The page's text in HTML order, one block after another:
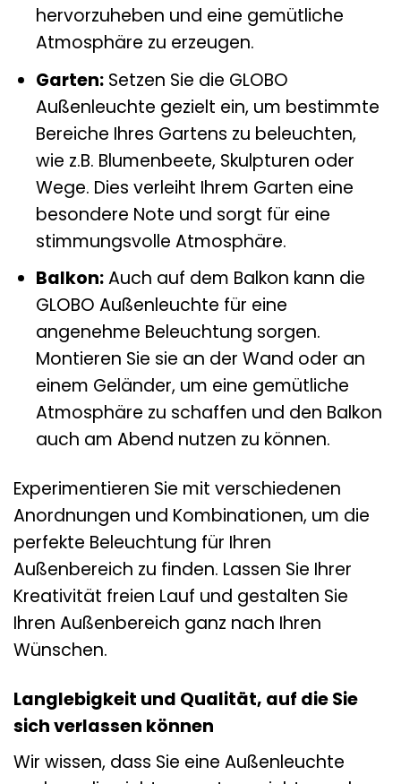
hervorzuheben und eine gemütliche
Atmosphäre zu erzeugen.
Garten:Setzen Sie die GLOBO
Außenleuchte gezielt ein, um bestimmte
Bereiche Ihres Gartens zu beleuchten,
wie z.B. Blumenbeete, Skulpturen oder
Wege. Dies verleiht Ihrem Garten eine
besondere Note und sorgt für eine
stimmungsvolle Atmosphäre.
Balkon:Auch auf dem Balkon kann die
GLOBO Außenleuchte für eine
angenehme Beleuchtung sorgen.
Montieren Sie sie an der Wand oder an
einem Geländer, um eine gemütliche
Atmosphäre zu schaffen und den Balkon
auch am Abend nutzen zu können.
Experimentieren Sie mit verschiedenen
Anordnungen und Kombinationen, um die
perfekte Beleuchtung für Ihren
Außenbereich zu finden. Lassen Sie Ihrer
Kreativität freien Lauf und gestalten Sie
Ihren Außenbereich ganz nach Ihren
Wünschen.
Langlebigkeit und Qualität, auf die Sie
sich verlassen können
Wir wissen, dass Sie eine Außenleuchte